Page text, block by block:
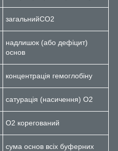
загальнийCO2
надлишок (або дефіцит)
основ
концентрація гемоглобіну
сатурація (насичення) O2
O2 корегований
сума основ всіх буферних